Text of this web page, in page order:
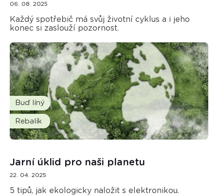
06. 08. 2025
Každý spotřebič má svůj životní cyklus a i jeho
konec si zaslouží pozornost.
Buď líný
Rebalík
Jarní úklid pro naši planetu
22. 04. 2025
5 tipů, jak ekologicky naložit s elektronikou.